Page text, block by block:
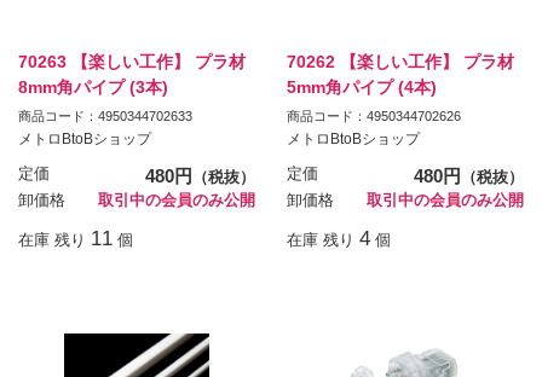
70263 【楽しい工作】 プラ材
8mm角パイプ (3本)
商品コード：4950344702633
メトロBtoBショップ
定価 480円
（税抜）
卸価格
取引中の会員のみ公開
在庫 残り 11 個
70262 【楽しい工作】 プラ材
5mm角パイプ (4本)
商品コード：4950344702626
メトロBtoBショップ
定価 480円
（税抜）
卸価格
取引中の会員のみ公開
在庫 残り 4 個